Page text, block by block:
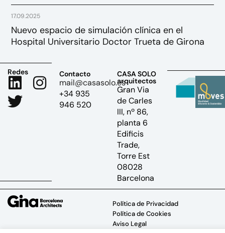
Nuevo espacio de simulación clínica en el
Hospital Universitario Doctor Trueta de Girona
17.09.2025
CASA SOLO
arquitectos
Gran Via
de Carles
III, nº 86,
planta 6
Edificis
Trade,
Torre Est
08028
Barcelona
Contacto
mail@casasolo.es
+34 935
946 520
Redes
Política de Privacidad
Política de Cookies
Aviso Legal